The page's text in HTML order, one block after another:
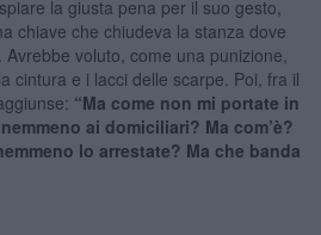
la giusta pena per il suo gesto,
chiave che chiudeva la stanza dove
voluto, come una punizione,
cintura e i lacci delle scarpe. Poi, fra il
“Ma come non mi portate in
ai domiciliari? Ma com’è?
lo arrestate? Ma che banda